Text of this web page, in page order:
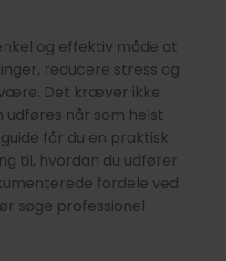
og effektiv måde at
reducere stress og
Det kræver ikke
udføres når som helst
får du en praktisk
til, hvordan du udfører
fordele ved
søge professionel